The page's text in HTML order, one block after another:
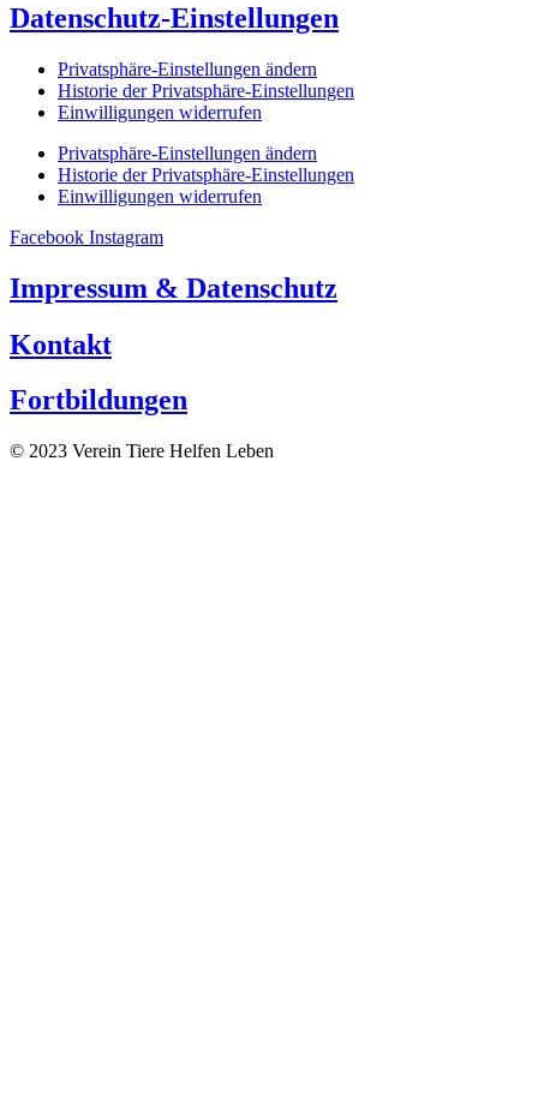
Datenschutz-Einstellungen
Privatsphäre-Einstellungen ändern
Historie der Privatsphäre-Einstellungen
Einwilligungen widerrufen
Privatsphäre-Einstellungen ändern
Historie der Privatsphäre-Einstellungen
Einwilligungen widerrufen
Facebook Instagram
Impressum & Datenschutz
Kontakt
Fortbildungen
© 2023 Verein Tiere Helfen Leben